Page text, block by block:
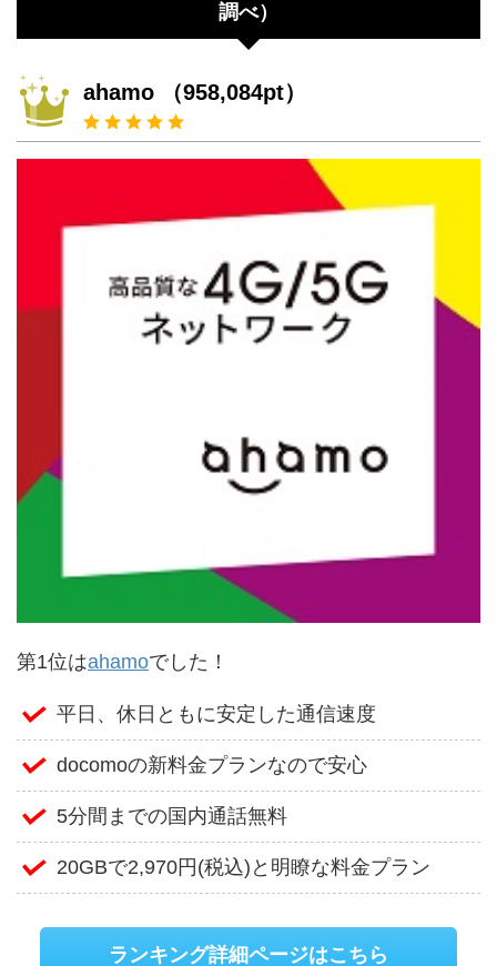
調べ）
ahamo （958,084pt）
第1位はahamoでした！
平日、休日ともに安定した通信速度
docomoの新料金プランなので安心
5分間までの国内通話無料
20GBで2,970円(税込)と明瞭な料金プラン
ランキング詳細ページはこちら